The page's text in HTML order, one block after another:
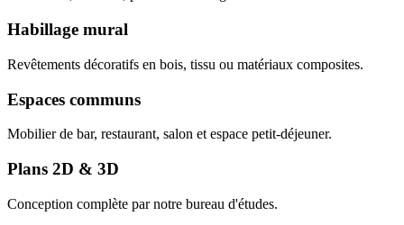
Habillage mural
Revêtements décoratifs en bois, tissu ou matériaux composites.
Espaces communs
Mobilier de bar, restaurant, salon et espace petit-déjeuner.
Plans 2D & 3D
Conception complète par notre bureau d'études.